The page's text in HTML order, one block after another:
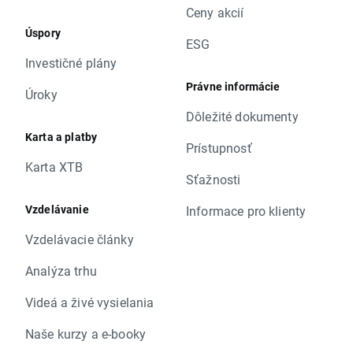
Úspory
Investičné plány
Úroky
Karta a platby
Karta XTB
Vzdelávanie
Vzdelávacie články
Analýza trhu
Videá a živé vysielania
Naše kurzy a e-booky
Ceny akcií
ESG
Právne informácie
Dôležité dokumenty
Prístupnosť
Sťažnosti
Informace pro klienty